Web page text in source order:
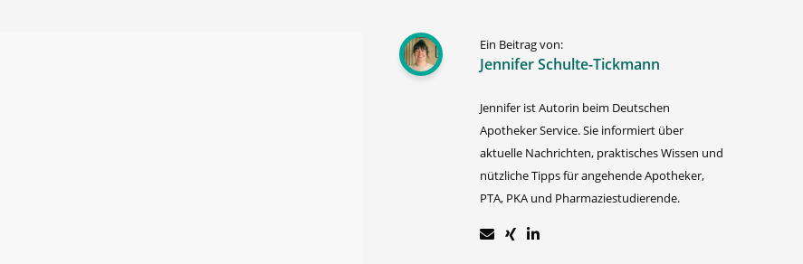
Ein Beitrag von:
Jennifer Schulte-Tickmann
Jennifer ist Autorin beim Deutschen
Apotheker Service. Sie informiert über
aktuelle Nachrichten, praktisches Wissen und
nützliche Tipps für angehende Apotheker,
PTA, PKA und Pharmaziestudierende.